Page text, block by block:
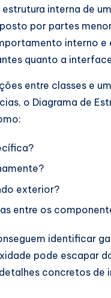
interna de
por partes
interno
quanto a
entre classes e
o Diagrama de
exterior?
entre os
identificar
pode escapar
concretos de